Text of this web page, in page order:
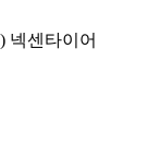
넥센타이어